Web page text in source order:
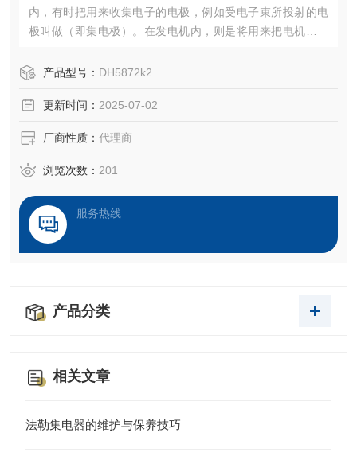
内，有时把用来收集电子的电极，例如受电子束所投射的电
极叫做（即集电极）。在发电机内，则是将用来把电机内所
变化着的电流的装置叫做
产品型号： DH5872k2
更新时间： 2025-07-02
厂商性质： 代理商
浏览次数： 201
服务热线
产品分类
相关文章
法勒集电器的维护与保养技巧